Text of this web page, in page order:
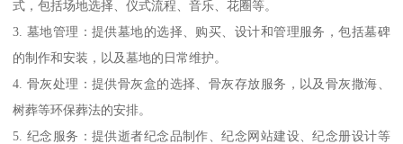
式，包括场地选择、仪式流程、音乐、花圈等。
3. 墓地管理：提供墓地的选择、购买、设计和管理服务，包括墓碑
的制作和安装，以及墓地的日常维护。
4. 骨灰处理：提供骨灰盒的选择、骨灰存放服务，以及骨灰撒海、
树葬等环保葬法的安排。
5. 纪念服务：提供逝者纪念品制作、纪念网站建设、纪念册设计等